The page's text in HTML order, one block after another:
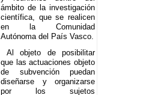
ámbito de la investigación
científica, que se realicen
en la Comunidad
Autónoma del País Vasco.
Al objeto de posibilitar
que las actuaciones objeto
de subvención puedan
diseñarse y organizarse
por los sujetos